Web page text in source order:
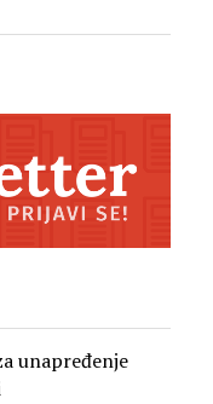
unapređenje